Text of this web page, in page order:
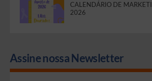
CALENDÁRIO DE
2026
Assine nossa Newsletter